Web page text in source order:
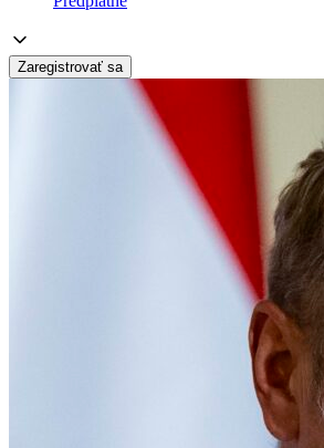
Zaregistrovať sa